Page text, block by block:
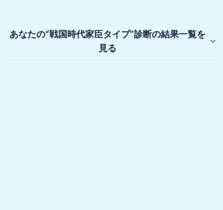
あなたの“戦国時代家臣タイプ”診断の結果一覧を
見る